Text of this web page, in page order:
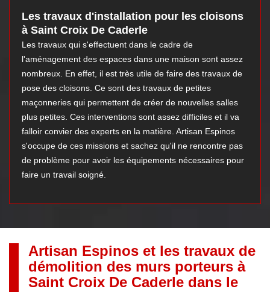
Les travaux d'installation pour les cloisons
à Saint Croix De Caderle
Les travaux qui s'effectuent dans le cadre de
l'aménagement des espaces dans une maison sont assez
nombreux. En effet, il est très utile de faire des travaux de
pose des cloisons. Ce sont des travaux de petites
maçonneries qui permettent de créer de nouvelles salles
plus petites. Ces interventions sont assez difficiles et il va
falloir convier des experts en la matière. Artisan Espinos
s'occupe de ces missions et sachez qu'il ne rencontre pas
de problème pour avoir les équipements nécessaires pour
faire un travail soigné.
Artisan Espinos et les travaux de
démolition des murs porteurs à
Saint Croix De Caderle dans le